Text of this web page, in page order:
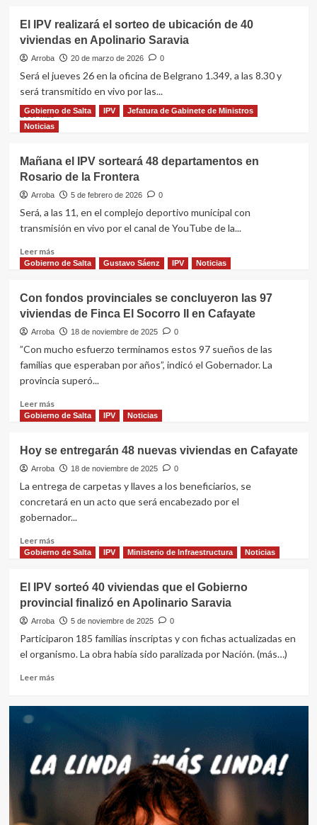
Chicoana
Apolinario
Saravia,
el
la
entrega
de
reactivadas
con
fondos
El IPV realizará el sorteo de ubicación de 40
viviendas en Apolinario Saravia
Arroba 20 de marzo de 2026 0
Será el jueves 26 en la oficina de Belgrano 1.349, a las 8.30 y
será transmitido en vivo por las...
Leer másLeer
más
IPV
realizará
el
ubicación
40
Apolinario
Saravia
Gobierno de Salta IPV
Jefatura de Gabinete de Ministros
Noticias
Mañana el IPV sorteará 48 departamentos en
Rosario de la Frontera
Arroba 5 de febrero de 2026 0
Será, a las 11, en el complejo deportivo municipal con
transmisión en vivo por el canal de YouTube de la...
Leer másLeer
más
el
IPV
sorteará
en
Rosario
la
Frontera
Gobierno de Salta Gustavo Sáenz IPV Noticias
Con fondos provinciales se concluyeron las 97
viviendas de Finca El Socorro II en Cafayate
Arroba 18 de noviembre de 2025 0
”Con mucho esfuerzo terminamos estos 97 sueños de las
familias que esperaban por años”, indicó el Gobernador. La
provincia superó...
Leer másLeer
más
fondos
provinciales
97
de
Socorro
II
en
Gobierno de Salta IPV Noticias
Hoy se entregarán 48 nuevas viviendas en Cafayate
Arroba 18 de noviembre de 2025 0
La entrega de carpetas y llaves a los beneficiarios, se
concretará en un acto que será encabezado por el
gobernador...
Leer másLeer
más
se
entregarán
48
en
Gobierno de Salta IPV Ministerio de Infraestructura Noticias
El IPV sorteó 40 viviendas que el Gobierno
provincial finalizó en Apolinario Saravia
Arroba 5 de noviembre de 2025 0
Participaron 185 familias inscriptas y con fichas actualizadas en
el organismo. La obra había sido paralizada por Nación. (más…)
Leer másLeer
sorteó
40
viviendas
que
el
Gobierno